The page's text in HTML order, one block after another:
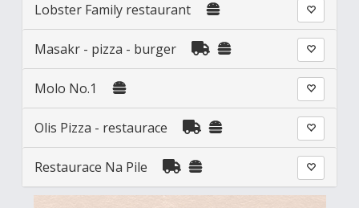
Lobster Family restaurant
Masakr - pizza - burger
Molo No.1
Olis Pizza - restaurace
Restaurace Na Pile